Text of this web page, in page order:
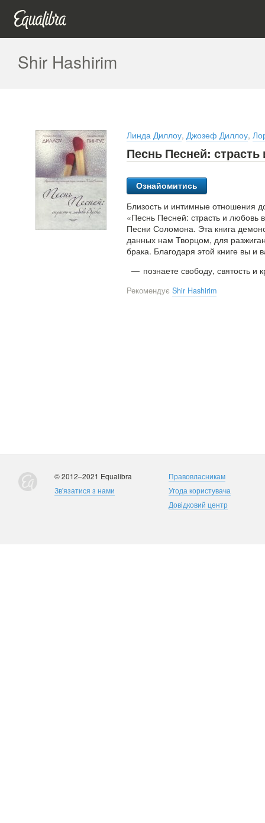
Shir Hashirim
Линда Диллоу, Джозеф Диллоу,
Песнь Песней:
Ознайомитись
Близость и интимные отношения
«Песнь Песней: страсть и любовь
Песни Соломона. Эта книга
данных нам Творцом, для
брака. Благодаря этой книге вы и
познаете свободу, святость и
Рекомендує Shir Hashirim
© 2012–2021 Equalibra
Зв'язатися з нами
Правовласникам
Угода користувача
Довідковий центр